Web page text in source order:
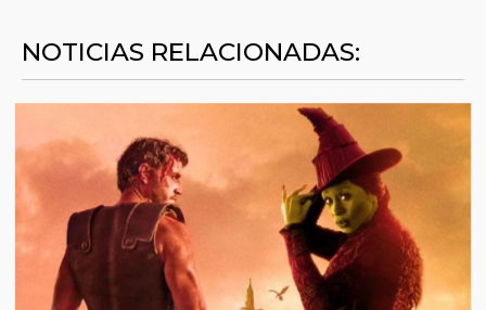
NOTICIAS RELACIONADAS: